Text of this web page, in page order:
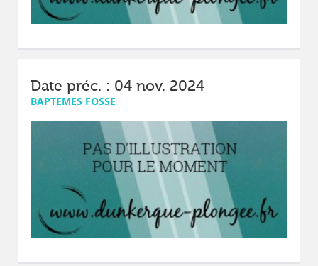
Date préc. : 04 nov. 2024
BAPTEMES FOSSE